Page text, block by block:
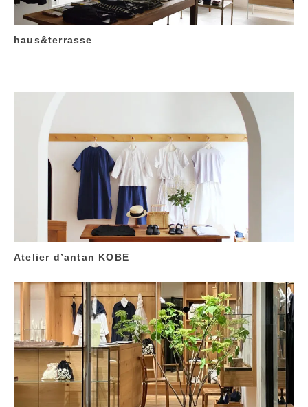
haus&terrasse
Atelier d’antan KOBE